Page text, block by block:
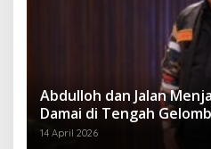
Abdulloh dan Jalan
Damai di Tengah
14 April 2026